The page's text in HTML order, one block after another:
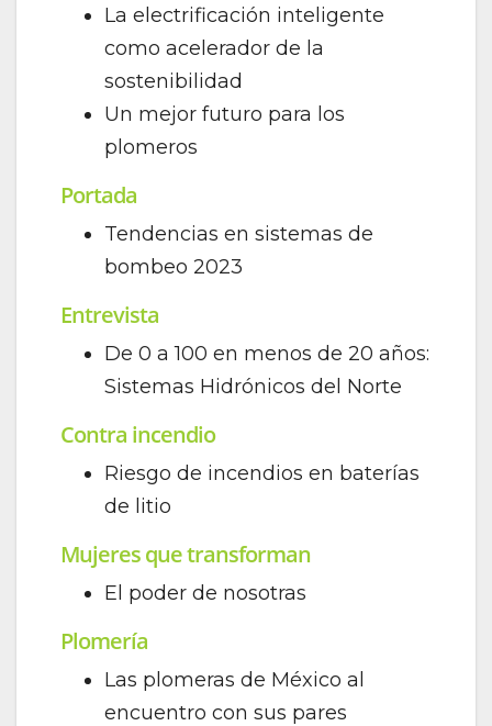
La electrificación inteligente
como acelerador de la
sostenibilidad
Un mejor futuro para los
plomeros
Portada
Tendencias en sistemas de
bombeo 2023
Entrevista
De 0 a 100 en menos de 20 años:
Sistemas Hidrónicos del Norte
Contra incendio
Riesgo de incendios en baterías
de litio
Mujeres que transforman
El poder de nosotras
Plomería
Las plomeras de México al
encuentro con sus pares